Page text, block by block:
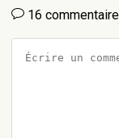
16